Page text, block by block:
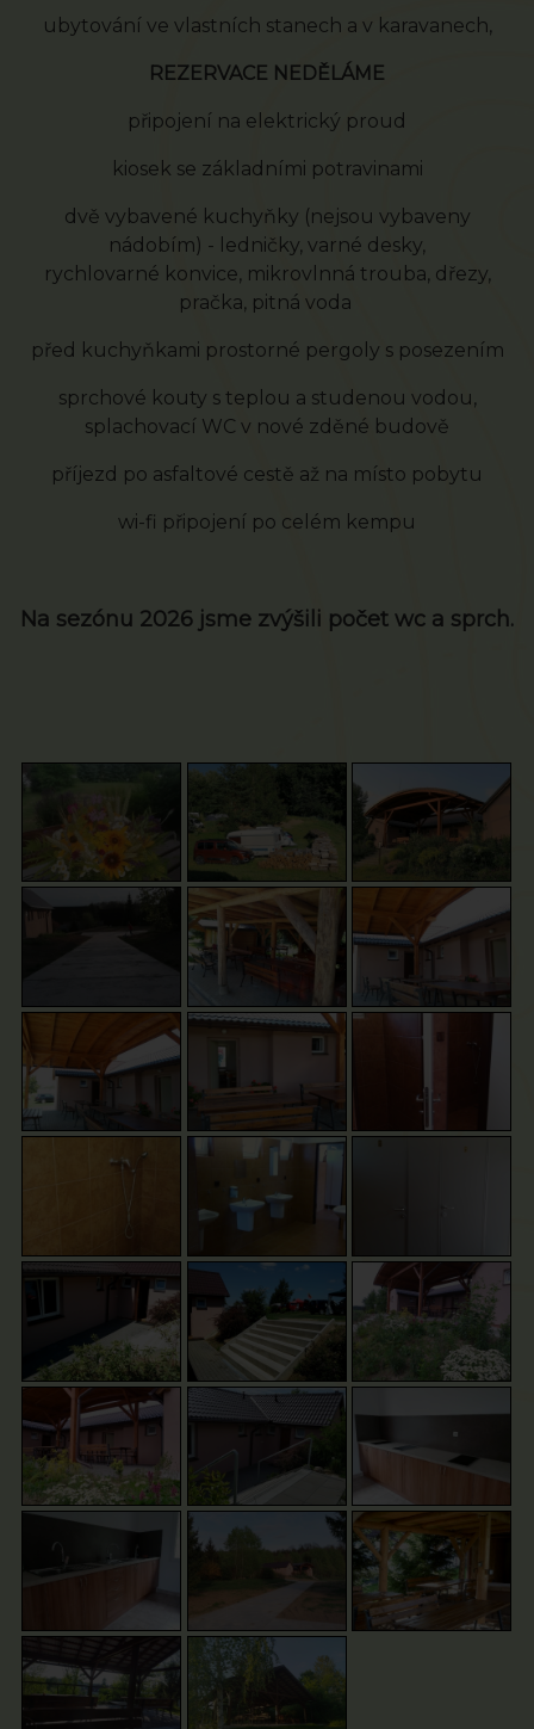
ubytování ve vlastních stanech a v karavanech,
REZERVACE NEDĚLÁME
připojení na elektrický proud
kiosek se základními potravinami
dvě vybavené kuchyňky (nejsou vybaveny
nádobím) - ledničky, varné desky,
rychlovarné konvice, mikrovlnná trouba, dřezy,
pračka, pitná voda
před kuchyňkami prostorné pergoly s posezením
sprchové kouty s teplou a studenou vodou,
splachovací WC v nové zděné budově
příjezd po asfaltové cestě až na místo pobytu
wi-fi připojení po celém kempu
Na sezónu 2026 jsme zvýšili počet wc a sprch.